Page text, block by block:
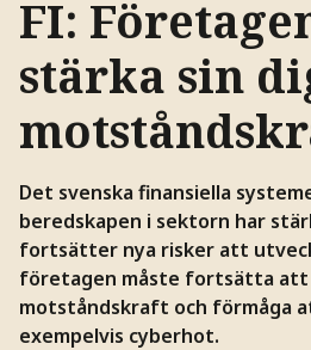
FI:
stärka sin
Det svenska finansiella
beredskapen i sektorn har
fortsätter nya risker att
företagen måste fortsätta att
motståndskraft och förmåga
exempelvis cyberhot.